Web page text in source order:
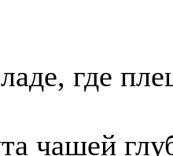
где
чашей